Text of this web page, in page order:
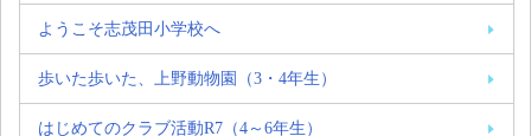
ようこそ志茂田小学校へ
歩いた歩いた、上野動物園（3・4年生）
はじめてのクラブ活動R7（4～6年生）